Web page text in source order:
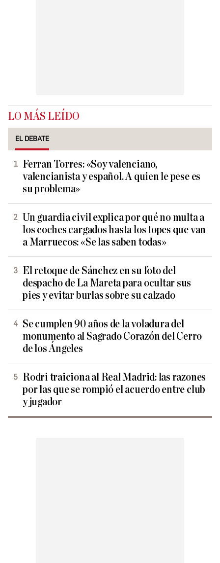
LO MÁS LEÍDO
EL DEBATE
Ferran Torres: «Soy valenciano,
valencianista y español. A quien le pese es
su problema»
Un guardia civil explica por qué no multa a
los coches cargados hasta los topes que van
a Marruecos: «Se las saben todas»
El retoque de Sánchez en su foto del
despacho de La Mareta para ocultar sus
pies y evitar burlas sobre su calzado
Se cumplen 90 años de la voladura del
monumento al Sagrado Corazón del Cerro
de los Ángeles
Rodri traiciona al Real Madrid: las razones
por las que se rompió el acuerdo entre club
y jugador